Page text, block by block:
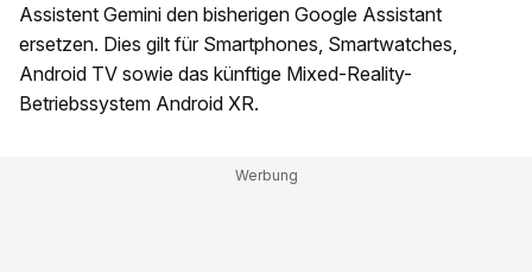
Assistent Gemini den bisherigen Google Assistant
ersetzen. Dies gilt für Smartphones, Smartwatches,
Android TV sowie das künftige Mixed-Reality-
Betriebssystem Android XR.